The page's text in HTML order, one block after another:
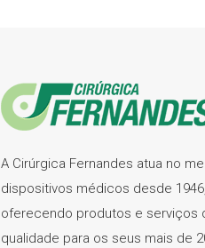
A Cirúrgica Fernandes atua no
dispositivos médicos desde
oferecendo produtos e serviços
qualidade para os seus mais de